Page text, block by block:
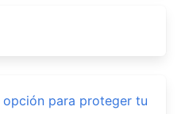
para proteger tu